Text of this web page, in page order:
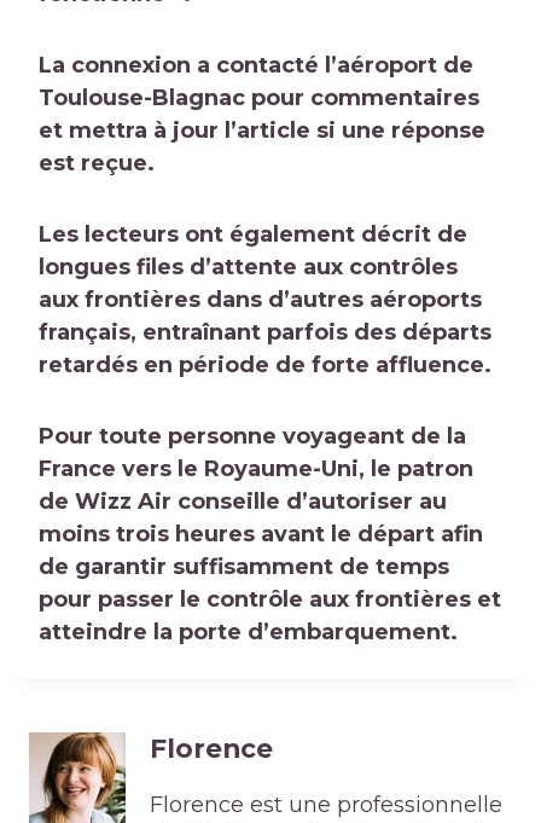
La connexion a contacté l’aéroport de
Toulouse-Blagnac pour commentaires
et mettra à jour l’article si une réponse
est reçue.
Les lecteurs ont également décrit de
longues files d’attente aux contrôles
aux frontières dans d’autres aéroports
français, entraînant parfois des départs
retardés en période de forte affluence.
Pour toute personne voyageant de la
France vers le Royaume-Uni, le patron
de Wizz Air conseille d’autoriser au
moins trois heures avant le départ afin
de garantir suffisamment de temps
pour passer le contrôle aux frontières et
atteindre la porte d’embarquement.
Florence
Florence est une professionnelle